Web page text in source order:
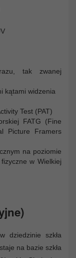
tak zwanej
kątami widzenia
Test (PAT)
FATG (Fine
Picture Framers
na poziomie
w Wielkiej
dziedzinie szkła
na bazie szkła